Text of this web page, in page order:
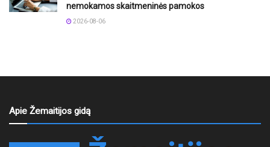
nemokamos skaitmeninės pamokos
2026-08-06
Apie Žemaitijos gidą